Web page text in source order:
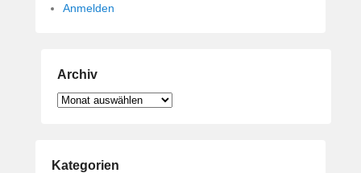
Anmelden
Archiv
Archiv
Kategorien